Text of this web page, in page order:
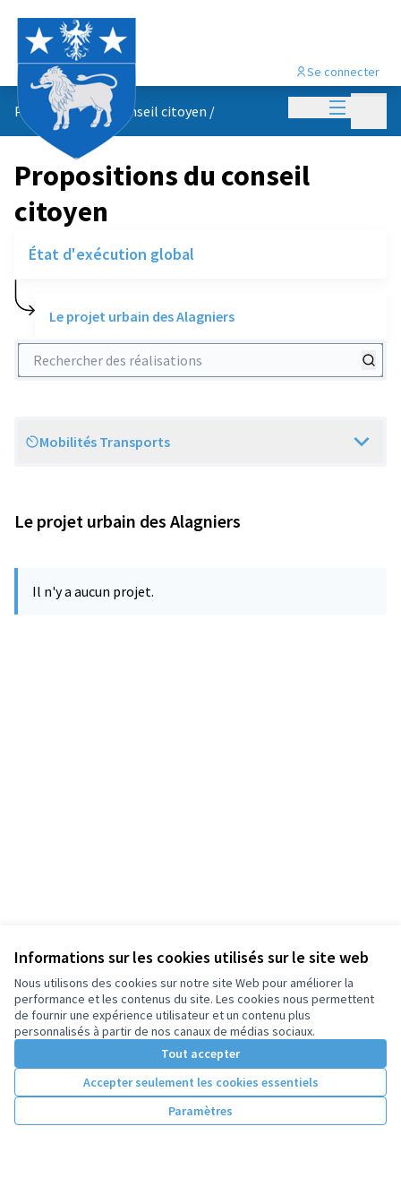
Informations sur les cookies utilisés sur le site web
Nous utilisons des cookies sur notre site Web pour améliorer la
performance et les contenus du site. Les cookies nous permettent
de fournir une expérience utilisateur et un contenu plus
personnalisés à partir de nos canaux de médias sociaux.
Tout accepter
Accepter seulement les cookies essentiels
Paramètres
Menu
Se connecter
Propositions du conseil citoyen /
Propositions du conseil
citoyen
État d'exécution global
Le projet urbain des Alagniers
Rechercher des réalisations
Scope
Mobilités Transports
Le projet urbain des Alagniers
Il n'y a aucun projet.